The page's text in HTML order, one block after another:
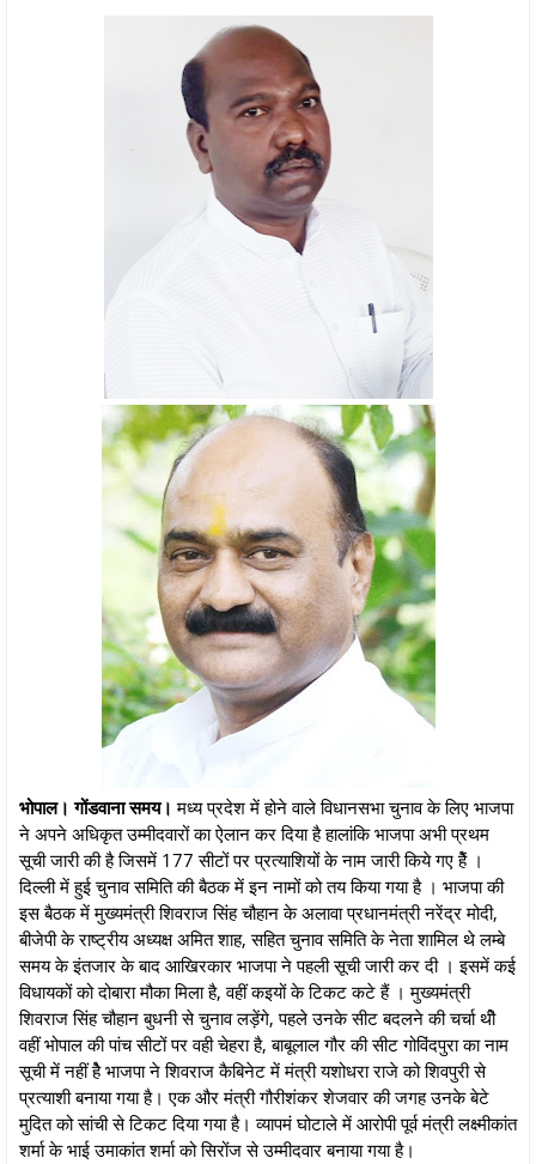
भोपाल। गोंडवाना समय। मध्य प्रदेश में होने वाले विधानसभा चुनाव के लिए भाजपा
ने अपने अधिकृत उम्मीदवारों का ऐलान कर दिया है हालांकि भाजपा अभी प्रथम
सूची जारी की है जिसमें 177 सीटों पर प्रत्याशियों के नाम जारी किये गए हैें ।
दिल्ली में हुई चुनाव समिति की बैठक में इन नामों को तय किया गया है । भाजपा की
इस बैठक में मुख्यमंत्री शिवराज सिंह चौहान के अलावा प्रधानमंत्री नरेंद्र मोदी,
बीजेपी के राष्ट्रीय अध्यक्ष अमित शाह, सहित चुनाव समिति के नेता शामिल थे लम्बे
समय के इंतजार के बाद आखिरकार भाजपा ने पहली सूची जारी कर दी । इसमें कई
विधायकों को दोबारा मौका मिला है, वहीं कइयों के टिकट कटे हैं । मुख्यमंत्री
शिवराज सिंह चौहान बुधनी से चुनाव लड़ेंगे, पहले उनके सीट बदलने की चर्चा थीे
वहीं भोपाल की पांच सीटों पर वही चेहरा है, बाबूलाल गौर की सीट गोविंदपुरा का नाम
सूची में नहीं हैे भाजपा ने शिवराज कैबिनेट में मंत्री यशोधरा राजे को शिवपुरी से
प्रत्याशी बनाया गया है। एक और मंत्री गौरीशंकर शेजवार की जगह उनके बेटे
मुदित को सांची से टिकट दिया गया है। व्यापमं घोटाले में आरोपी पूर्व मंत्री लक्ष्मीकांत
शर्मा के भाई उमाकांत शर्मा को सिरोंज से उम्मीदवार बनाया गया है।